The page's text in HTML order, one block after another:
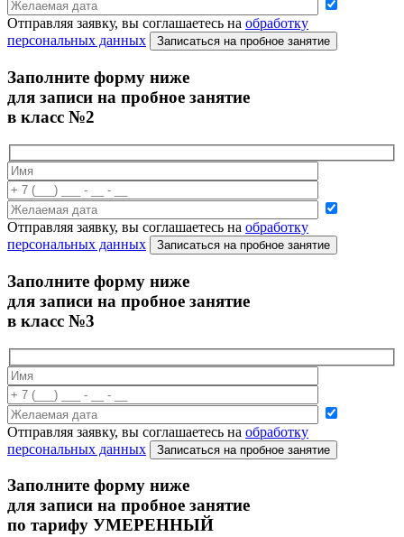
Отправляя заявку, вы соглашаетесь на обработку
персональных данных
Записаться на пробное занятие
Заполните форму ниже
для записи на пробное занятие
в класс №2
Отправляя заявку, вы соглашаетесь на обработку
персональных данных
Записаться на пробное занятие
Заполните форму ниже
для записи на пробное занятие
в класс №3
Отправляя заявку, вы соглашаетесь на обработку
персональных данных
Записаться на пробное занятие
Заполните форму ниже
для записи на пробное занятие
по тарифу УМЕРЕННЫЙ